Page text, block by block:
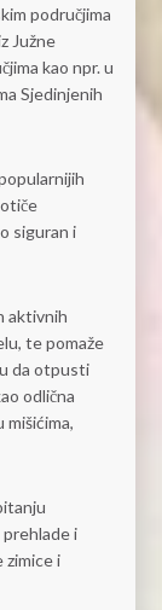
područjima
Južne
kao npr. u
Sjedinjenih
siguran i
aktivnih
te pomaže
da otpusti
odlična
i
zimice i